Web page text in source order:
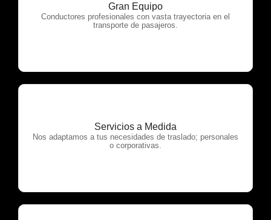
Gran Equipo
Conductores profesionales con vasta trayectoria en el
transporte de pasajeros.
OTP Servicios
Servicios a Medida
Nos adaptamos a tus necesidades de traslado; personales
o corporativas.
OTP Servicios